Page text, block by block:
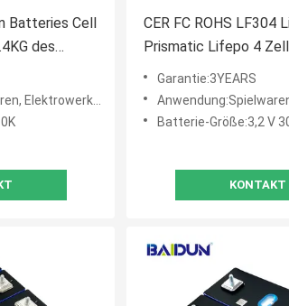
Batteries Cell
des
BOOTE, Golfmobile, UNTERSEEB
CER FC ROHS LF304
Prismatic Lifepo 4
Garantie:3YEARS
Anwendung:Spielwaren, Elektrowerkzeuge, Haushaltsgeräte,
Batterie-Größe:3,2 V
KONTAKT